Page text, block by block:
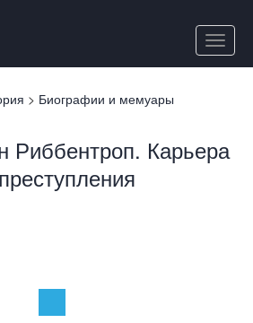
Toggle
> Биографии и мемуары
Риббентроп. Карьера